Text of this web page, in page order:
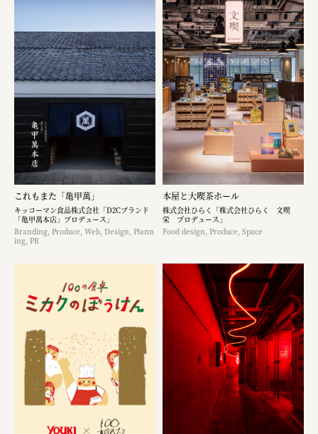
これもまた「亀甲萬」
キッコーマン食品株式会社「D2Cブランド
「亀甲萬本店」プロデュース」
Branding, Produce, Web, Design, Plann
ing, PR
本屋と大喫茶ホール
株式会社ひらく「株式会社ひらく 文喫
栄 プロデュース」
Food design, Produce, Space